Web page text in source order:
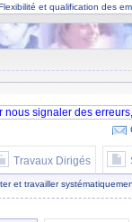
et qualification des
Travaux Dirigés
et travailler